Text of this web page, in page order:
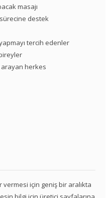
masajı
destek
tercih edenler
arayan herkes
vermesi için geniş bir aralıkta